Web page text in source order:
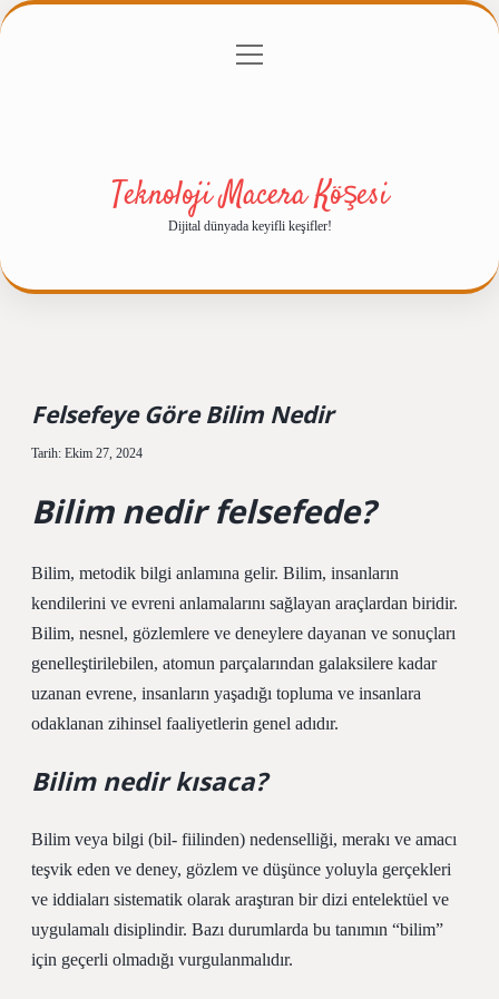
Gizlilik Politikası
menüyü
Teknoloji Macera Köşesi
Dijital dünyada keyifli keşifler!
Felsefeye Göre Bilim Nedir
Tarih: Ekim 27, 2024
Bilim nedir felsefede?
Bilim, metodik bilgi anlamına gelir. Bilim, insanların
kendilerini ve evreni anlamalarını sağlayan araçlardan biridir.
Bilim, nesnel, gözlemlere ve deneylere dayanan ve sonuçları
genelleştirilebilen, atomun parçalarından galaksilere kadar
uzanan evrene, insanların yaşadığı topluma ve insanlara
odaklanan zihinsel faaliyetlerin genel adıdır.
Bilim nedir kısaca?
Bilim veya bilgi (bil- fiilinden) nedenselliği, merakı ve amacı
teşvik eden ve deney, gözlem ve düşünce yoluyla gerçekleri
ve iddiaları sistematik olarak araştıran bir dizi entelektüel ve
uygulamalı disiplindir. Bazı durumlarda bu tanımın “bilim”
için geçerli olmadığı vurgulanmalıdır.